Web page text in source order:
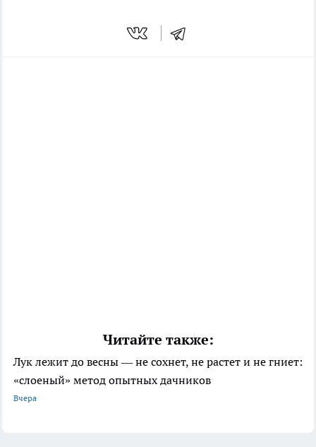
Читайте также:
Лук лежит до весны — не сохнет, не растет и не гниет:
«слоеный» метод опытных дачников
Вчера